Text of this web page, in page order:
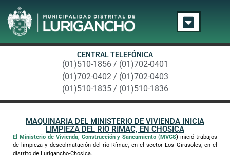
CENTRAL TELEFÓNICA
(01)510-1856 / (01)702-0401
(01)702-0402 / (01)702-0403
(01)510-1835 / (01)510-1836
MAQUINARIA DEL MINISTERIO DE VIVIENDA INICIA
LIMPIEZA DEL RÍO RÍMAC, EN CHOSICA
El Ministerio de Vivienda, Construcción y Saneamiento (MVCS) inició trabajos
de limpieza y descolmatación del río Rímac, en el sector Los Girasoles, en el
distrito de Lurigancho-Chosica.